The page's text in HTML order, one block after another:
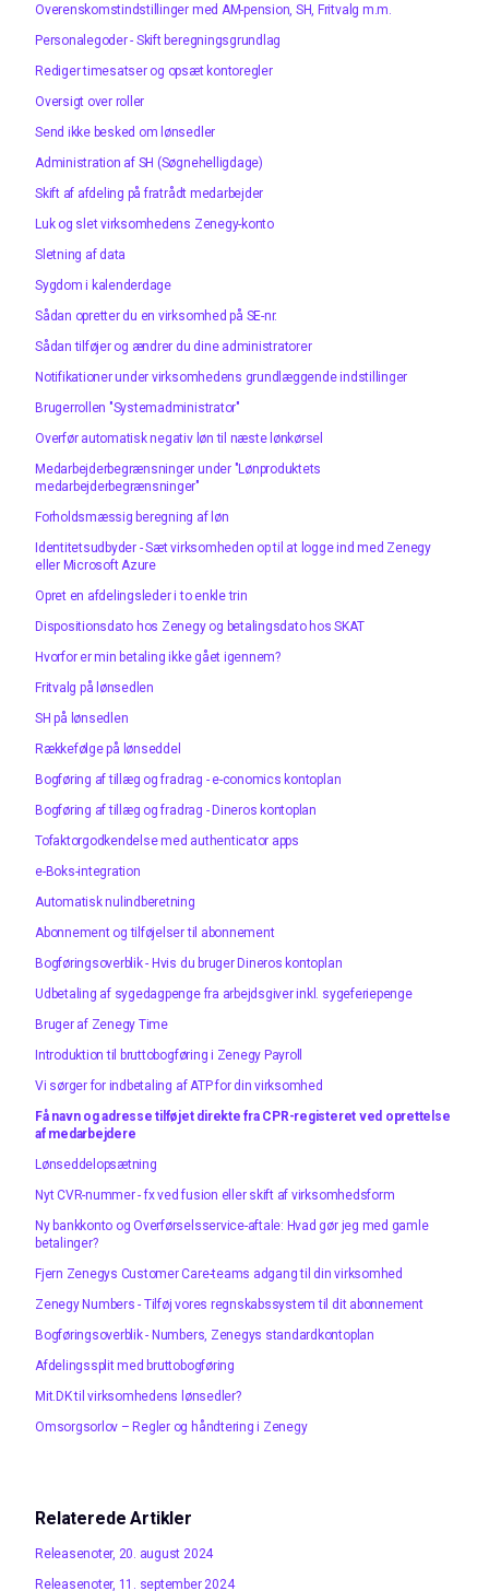
Overenskomstindstillinger med AM-pension, SH, Fritvalg m.m.
Personalegoder - Skift beregningsgrundlag
Rediger timesatser og opsæt kontoregler
Oversigt over roller
Send ikke besked om lønsedler
Administration af SH (Søgnehelligdage)
Skift af afdeling på fratrådt medarbejder
Luk og slet virksomhedens Zenegy-konto
Sletning af data
Sygdom i kalenderdage
Sådan opretter du en virksomhed på SE-nr.
Sådan tilføjer og ændrer du dine administratorer
Notifikationer under virksomhedens grundlæggende indstillinger
Brugerrollen "Systemadministrator"
Overfør automatisk negativ løn til næste lønkørsel
Medarbejderbegrænsninger under "Lønproduktets
medarbejderbegrænsninger"
Forholdsmæssig beregning af løn
Identitetsudbyder - Sæt virksomheden op til at logge ind med Zenegy
eller Microsoft Azure
Opret en afdelingsleder i to enkle trin
Dispositionsdato hos Zenegy og betalingsdato hos SKAT
Hvorfor er min betaling ikke gået igennem?
Fritvalg på lønsedlen
SH på lønsedlen
Rækkefølge på lønseddel
Bogføring af tillæg og fradrag - e-conomics kontoplan
Bogføring af tillæg og fradrag - Dineros kontoplan
Tofaktorgodkendelse med authenticator apps
e-Boks-integration
Automatisk nulindberetning
Abonnement og tilføjelser til abonnement
Bogføringsoverblik - Hvis du bruger Dineros kontoplan
Udbetaling af sygedagpenge fra arbejdsgiver inkl. sygeferiepenge
Bruger af Zenegy Time
Introduktion til bruttobogføring i Zenegy Payroll
Vi sørger for indbetaling af ATP for din virksomhed
Få navn og adresse tilføjet direkte fra CPR-registeret ved oprettelse
af medarbejdere
Lønseddelopsætning
Nyt CVR-nummer - fx ved fusion eller skift af virksomhedsform
Ny bankkonto og Overførselsservice-aftale: Hvad gør jeg med gamle
betalinger?
Fjern Zenegys Customer Care-teams adgang til din virksomhed
Zenegy Numbers - Tilføj vores regnskabssystem til dit abonnement
Bogføringsoverblik - Numbers, Zenegys standardkontoplan
Afdelingssplit med bruttobogføring
Mit.DK til virksomhedens lønsedler?
Omsorgsorlov – Regler og håndtering i Zenegy
Relaterede Artikler
Releasenoter, 20. august 2024
Releasenoter, 11. september 2024